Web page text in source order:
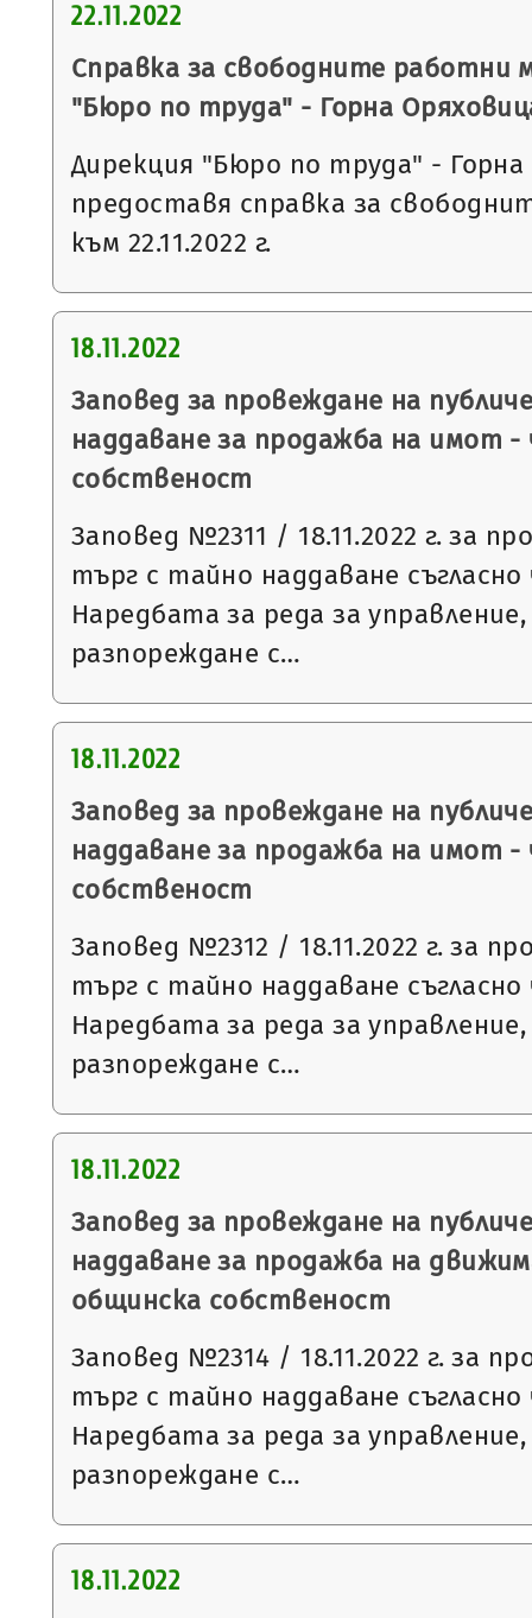
22.11.2022
Справка за свободните работни
"Бюро по труда" - Горна
Дирекция "Бюро по труда" -
предоставя справка за
към 22.11.2022 г.
18.11.2022
Заповед за провеждане на
наддаване за продажба на имот
собственост
Заповед №2311 / 18.11.2022 г. за
търг с тайно наддаване съгласно
Наредбата за реда за
разпореждане с…
18.11.2022
Заповед за провеждане на
наддаване за продажба на имот
собственост
Заповед №2312 / 18.11.2022 г. за
търг с тайно наддаване съгласно
Наредбата за реда за
разпореждане с…
18.11.2022
Заповед за провеждане на
наддаване за продажба на
общинска собственост
Заповед №2314 / 18.11.2022 г. за
търг с тайно наддаване съгласно
Наредбата за реда за
разпореждане с…
18.11.2022